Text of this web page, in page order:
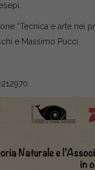
“Tecnica e arte nei
e Massimo Pucci.